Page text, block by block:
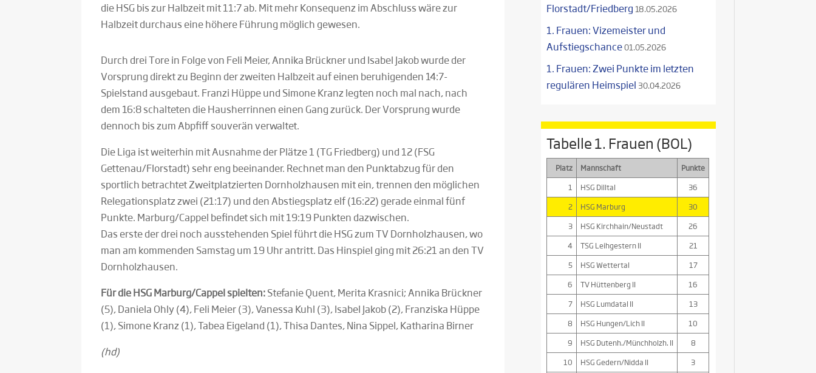
die HSG bis zur Halbzeit mit 11:7 ab. Mit mehr Konsequenz im Abschluss wäre zur
Halbzeit durchaus eine höhere Führung möglich gewesen.
Durch drei Tore in Folge von Feli Meier, Annika Brückner und Isabel Jakob wurde der
Vorsprung direkt zu Beginn der zweiten Halbzeit auf einen beruhigenden 14:7-
Spielstand ausgebaut. Franzi Hüppe und Simone Kranz legten noch mal nach, nach
dem 16:8 schalteten die Hausherrinnen einen Gang zurück. Der Vorsprung wurde
dennoch bis zum Abpfiff souverän verwaltet.
Die Liga ist weiterhin mit Ausnahme der Plätze 1 (TG Friedberg) und 12 (FSG
Gettenau/Florstadt) sehr eng beeinander. Rechnet man den Punktabzug für den
sportlich betrachtet Zweitplatzierten Dornholzhausen mit ein, trennen den möglichen
Relegationsplatz zwei (21:17) und den Abstiegsplatz elf (16:22) gerade einmal fünf
Punkte. Marburg/Cappel befindet sich mit 19:19 Punkten dazwischen.
Das erste der drei noch ausstehenden Spiel führt die HSG zum TV Dornholzhausen, wo
man am kommenden Samstag um 19 Uhr antritt. Das Hinspiel ging mit 26:21 an den TV
Dornholzhausen.
Für die HSG Marburg/Cappel spielten:Stefanie Quent, Merita Krasnici; Annika Brückner
(5), Daniela Ohly (4), Feli Meier (3), Vanessa Kuhl (3), Isabel Jakob (2), Franziska Hüppe
(1), Simone Kranz (1), Tabea Eigeland (1), Thisa Dantes, Nina Sippel, Katharina Birner
(hd)
Florstadt/Friedberg 18.05.2026
1. Frauen: Vizemeister und
Aufstiegschance01.05.2026
1. Frauen: Zwei Punkte im letzten
regulären Heimspiel 30.04.2026
Tabelle 1. Frauen (BOL)
Platz Mannschaft
Punkte
1
HSG Dilltal
36
2
HSG Marburg
30
3
HSG Kirchhain/Neustadt
26
4
TSG Leihgestern II
21
5
HSG Wettertal
17
6
TV Hüttenberg II
16
7
HSG Lumdatal II
13
8
HSG Hungen/Lich II
10
9
HSG Dutenh./Münchholzh. II
8
10
HSG Gedern/Nidda II
3